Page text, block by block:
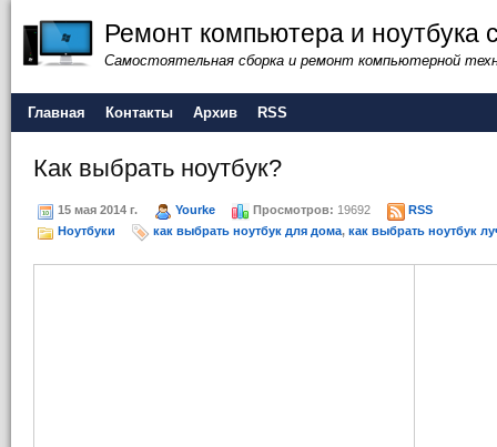
Ремонт компьютера и ноутбука
Самостоятельная сборка и ремонт компьютерной
Главная Контакты Архив RSS
Как выбрать ноутбук?
15 мая 2014 г. Yourke Просмотров: 19692
RSS
Ноутбуки
как выбрать ноутбук для дома, как выбрать ноутбук